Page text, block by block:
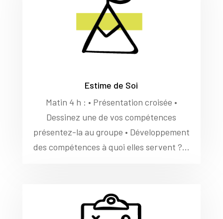
Estime de Soi
Matin 4 h : • Présentation croisée •
Dessinez une de vos compétences
présentez-la au groupe • Développement
des compétences à quoi elles servent ?...